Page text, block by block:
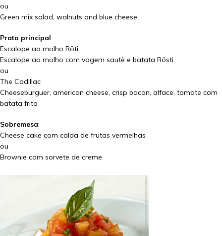
ou
Green mix salad, walnuts and blue cheese
Prato principal:
Escalope ao molho Rôti
Escalope ao molho com vagem sautè e batata Rösti
ou
The Cadillac
Cheeseburguer, american cheese, crisp bacon, alface, tomate com
batata frita
Sobremesa:
Cheese cake com calda de frutas vermelhas
ou
Brownie com sorvete de creme